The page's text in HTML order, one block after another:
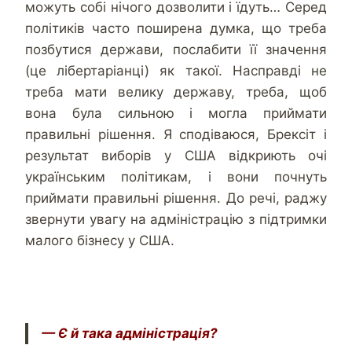
можуть собі нічого дозволити і їдуть… Серед
політиків часто поширена думка, що треба
позбутися держави, послабити її значення
(це лібертаріанці) як такої. Насправді не
треба мати велику державу, треба, щоб
вона була сильною і могла приймати
правильні рішення. Я сподіваюся, Брексіт і
результат виборів у США відкриють очі
українським політикам, і вони почнуть
приймати правильні рішення. До речі, раджу
звернути увагу на адміністрацію з підтримки
малого бізнесу у США.
— Є й така адміністрація?